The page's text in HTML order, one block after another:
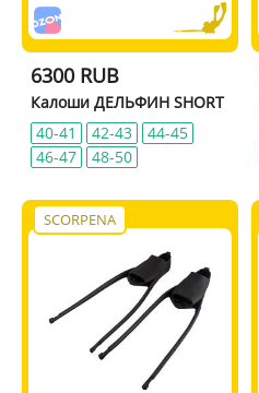
6300 RUB
Калоши ДЕЛЬФИН SHORT
40-41
42-43
44-45
46-47
48-50
SCORPENA